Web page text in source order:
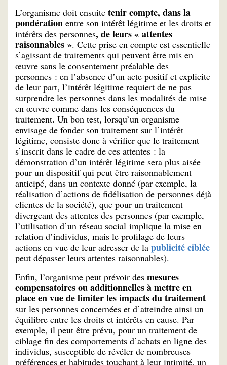
L’organisme doit ensuite tenir compte, dans la
pondération entre son intérêt légitime et les droits et
intérêts des personnes, de leurs « attentes
raisonnables ». Cette prise en compte est essentielle
s’agissant de traitements qui peuvent être mis en
œuvre sans le consentement préalable des
personnes : en l’absence d’un acte positif et explicite
de leur part, l’intérêt légitime requiert de ne pas
surprendre les personnes dans les modalités de mise
en œuvre comme dans les conséquences du
traitement. Un bon test, lorsqu’un organisme
envisage de fonder son traitement sur l’intérêt
légitime, consiste donc à vérifier que le traitement
s’inscrit dans le cadre de ces attentes : la
démonstration d’un intérêt légitime sera plus aisée
pour un dispositif qui peut être raisonnablement
anticipé, dans un contexte donné (par exemple, la
réalisation d’actions de fidélisation de personnes déjà
clientes de la société), que pour un traitement
divergeant des attentes des personnes (par exemple,
l’utilisation d’un réseau social implique la mise en
relation d’individus, mais le profilage de leurs
actions en vue de leur adresser de la publicité ciblée
peut dépasser leurs attentes raisonnables).
Enfin, l’organisme peut prévoir des mesures
compensatoires ou additionnelles à mettre en
place en vue de limiter les impacts du traitement
sur les personnes concernées et d’atteindre ainsi un
équilibre entre les droits et intérêts en cause. Par
exemple, il peut être prévu, pour un traitement de
ciblage fin des comportements d’achats en ligne des
individus, susceptible de révéler de nombreuses
préférences et habitudes touchant à leur intimité, un